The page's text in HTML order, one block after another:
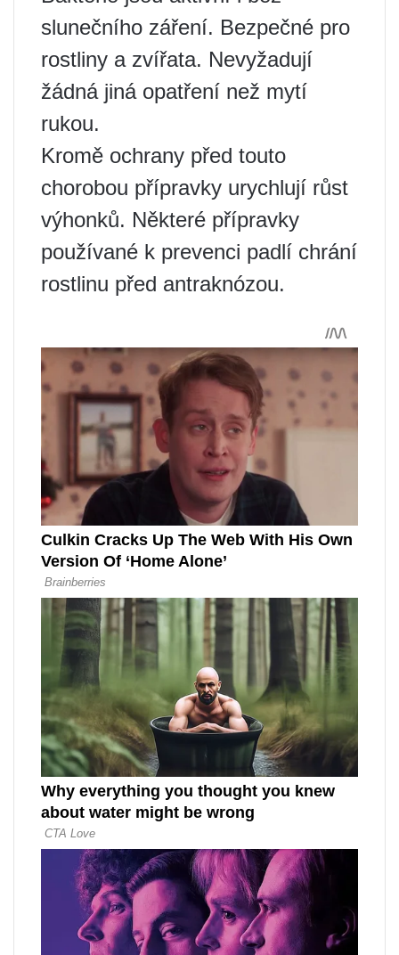
slunečního záření. Bezpečné pro
rostliny a zvířata. Nevyžadují
žádná jiná opatření než mytí
rukou.
Kromě ochrany před touto
chorobou přípravky urychlují růst
výhonků. Některé přípravky
používané k prevenci padlí chrání
rostlinu před antraknózou.